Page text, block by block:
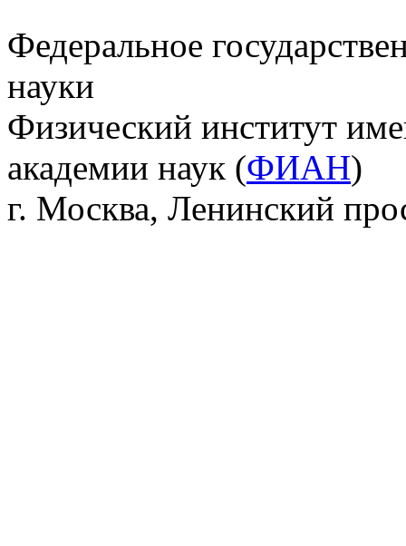
Федеральное
науки
Физический институт
академии наук (ФИАН)
г. Москва, Ленинский